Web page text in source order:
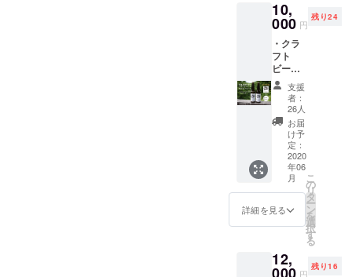
ん。
は、自
己負担
いしま
す。お
手伝い
いただ
ける時
間に応
じて、
食事が
付きま
す。 ※
キッチ
ンカー
で1日ス
タッフ
として
る権利
の有効
み）。
※出店情
報はあ
らかじ
めお店
のSNS
よりご
確認く
ださ
い。 ※
商品券
の有効
期限は
2021年
5月末ま
でで
す。 ※
2月1日
から順
テッ
カー ・
サンク
スレ
ター 川
内村の
観光ス
ポット
「いわ
なの
郷」で
養殖＆
加工さ
れたお
土産2品
（いわ
なのア
クいわ
な）、
10,
000 円
残り24
・クラ
フト
ビール2
種飲み
比べ
セット
（ホッ
プジャ
パン）
Kokage
Kitchen
4000円
分商品
券 ・オ
リジナ
テッ
カー ・
支援
者：
26人
お届
け予
定：
2020
年06
月
詳細を見る
こ
の
リ
タ
ー
ン
を
選
択
す
る
12,
円
残り16